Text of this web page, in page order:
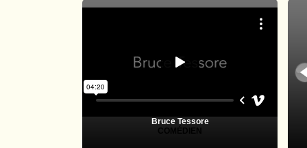
Bruce Tessore
COMÉDIEN